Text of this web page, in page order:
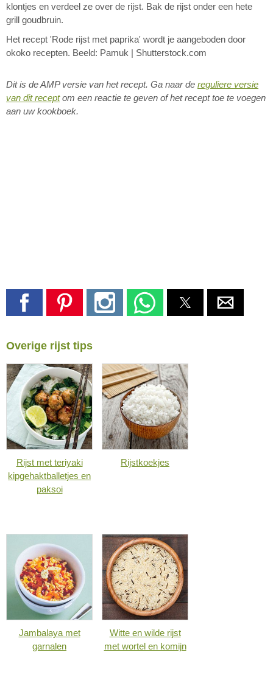
klontjes en verdeel ze over de rijst. Bak de rijst onder een hete
grill goudbruin.
Het recept 'Rode rijst met paprika' wordt je aangeboden door
okoko recepten. Beeld: Pamuk | Shutterstock.com
Dit is de AMP versie van het recept. Ga naar de reguliere versie
van dit receptom een reactie te geven of het recept toe te voegen
aan uw kookboek.
Overige rijst tips
Rijst met teriyaki
kipgehaktballetjes en
paksoi
Rijstkoekjes
Jambalaya met
garnalen
Witte en wilde rijst
met wortel en komijn